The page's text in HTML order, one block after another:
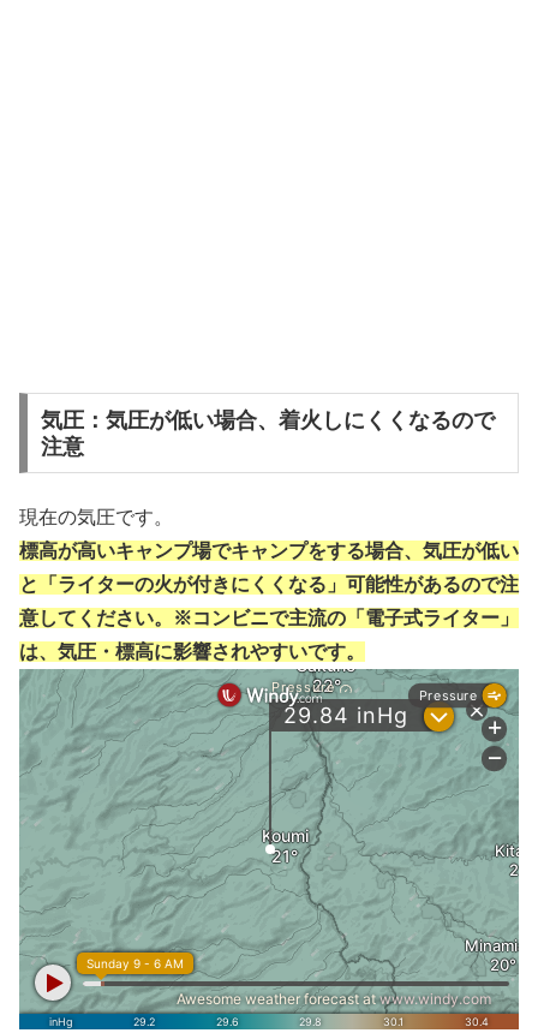
気圧：気圧が低い場合、着火しにくくなるので
注意
現在の気圧です。
標高が高いキャンプ場でキャンプをする場合、気圧が低い
と「ライターの火が付きにくくなる」可能性があるので注
意してください。※コンビニで主流の「電子式ライター」
は、気圧・標高に影響されやすいです。